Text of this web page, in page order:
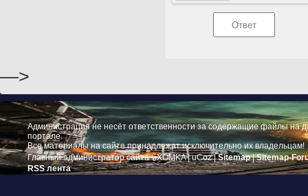
—>
Администрация не несёт ответственности за содержащие файлы на
портале.
Все материалы на сайте принадлежат исключительно их владельцам!
Главный администратор сайта ๖ۣۜXOMKA |uCoz|Sitemap|Sitemap-
RSS лента